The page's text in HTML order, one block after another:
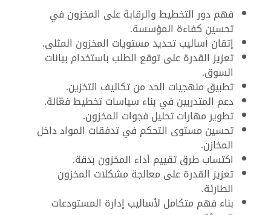
فهم دور التخطيط والرقابة على المخزون في
تحسين كفاءة المؤسسة.
إتقان أساليب تحديد مستويات المخزون المثلى.
تعزيز القدرة على توقع الطلب باستخدام بيانات
السوق.
تطبيق منهجيات الحد من تكاليف التخزين.
دعم المتدربين في بناء سياسات تخطيط فعّالة.
تطوير مهارات تحليل فجوات المخزون.
تحسين مستوى التحكم في تدفقات المواد داخل
المخازن.
اكتساب طرق تقييم أداء المخزون بدقة.
تعزيز القدرة على معالجة مشكلات المخزون
الطارئة.
بناء فهم متكامل لأساليب إدارة المستودعات